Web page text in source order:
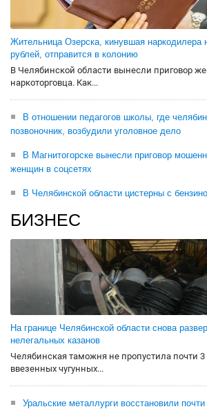
Жительница Озерска, кинувшая наркодилера
рублей, отправится в колонию
В Челябинской области вынесли приговор
наркоторговца. Как...
В отношении педагогов школы, где
позвоночник, возбудили уголовное дело
В Магнитогорске вынесли приговор
женщин в соцсетях
В Челябинской области цистерны с
БИЗНЕС
На границе Челябинской области снова
нелегальных казанов
Челябинская таможня не пропустила почти
ввезенных чугунных...
Уральские металлурги восстановили почти